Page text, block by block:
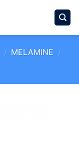
/ MELAMINE /